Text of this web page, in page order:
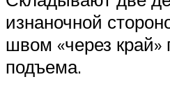
изнаночной
швом «через край»
подъема.